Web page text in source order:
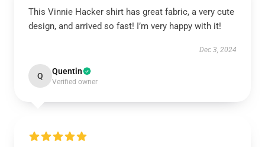
This Vinnie Hacker shirt has great fabric, a very cute
design, and arrived so fast! I’m very happy with it!
Dec 3, 2024
Q Quentin
Verified owner